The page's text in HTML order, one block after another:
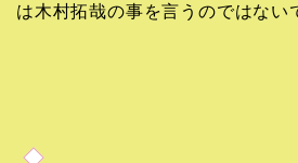
は木村拓哉の事を言うのではない